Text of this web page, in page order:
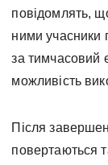
повідомлять,
ними учасники
за тимчасовий
можливість
Після
повертаються